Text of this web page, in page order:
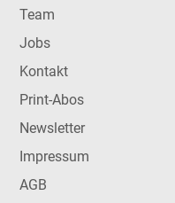
Team
Jobs
Kontakt
Print-Abos
Newsletter
Impressum
AGB